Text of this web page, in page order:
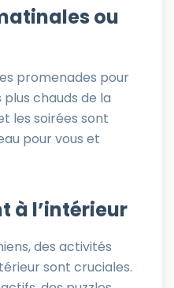
ou
promenades pour
chauds de la
les soirées sont
pour vous et
à l’intérieur
des activités
sont cruciales.